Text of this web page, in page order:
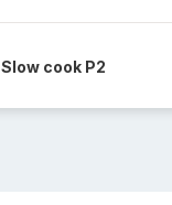
Slow cook P2